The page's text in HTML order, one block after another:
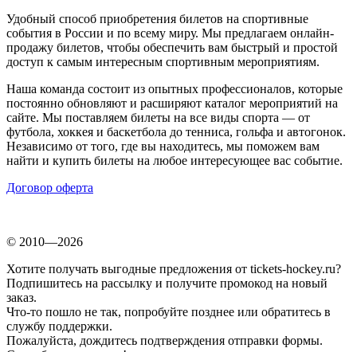
Удобный способ приобретения билетов на спортивные
события в России и по всему миру. Мы предлагаем онлайн-
продажу билетов, чтобы обеспечить вам быстрый и простой
доступ к самым интересным спортивным мероприятиям.
Наша команда состоит из опытных профессионалов, которые
постоянно обновляют и расширяют каталог мероприятий на
сайте. Мы поставляем билеты на все виды спорта — от
футбола, хоккея и баскетбола до тенниса, гольфа и автогонок.
Независимо от того, где вы находитесь, мы поможем вам
найти и купить билеты на любое интересующее вас событие.
Договор оферта
© 2010—2026
Хотите получать выгодные предложения от tickets-hockey.ru?
Подпишитесь на рассылку и получите промокод на новый
заказ.
Что-то пошло не так, попробуйте позднее или обратитесь в
службу поддержки.
Пожалуйста, дождитесь подтверждения отправки формы.